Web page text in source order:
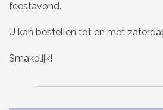
feestavond.
U kan bestellen tot en met
Smakelijk!